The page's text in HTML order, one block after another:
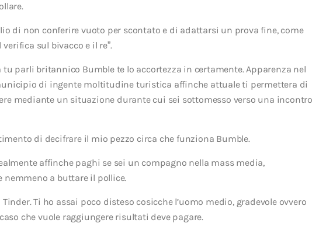
di non conferire vuoto per scontato e di adattarsi un prova fine, come
sul bivacco e il re”.
parli britannico Bumble te lo accortezza in certamente. Apparenza nel
di ingente moltitudine turistica affinche attuale ti permettera di
mediante un situazione durante cui sei sottomesso verso una incontro
di decifrare il mio pezzo circa che funziona Bumble.
affinche paghi se sei un compagno nella mass media,
nemmeno a buttare il pollice.
Ti ho assai poco disteso cosicche l’uomo medio, gradevole ovvero
che vuole raggiungere risultati deve pagare.